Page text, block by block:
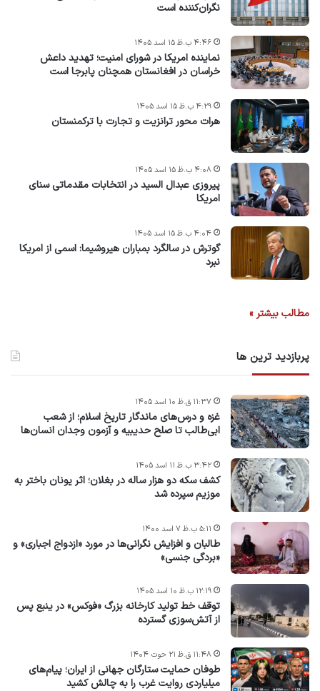
نگران‌کننده است
نماینده امریکا در شورای امنیت؛ تهدید داعش
خراسان در افغانستان همچنان پابرجا است
۴:۴۶ ب.ظ ۱۵ اسد ۱۴۰۵
هرات محور ترانزیت و تجارت با ترکمنستان
۴:۲۹ ب.ظ ۱۵ اسد ۱۴۰۵
پیروزی عبدال السید در انتخابات مقدماتی سنای
امریکا
۴:۰۸ ب.ظ ۱۵ اسد ۱۴۰۵
گوترش در سالگرد بمباران هیروشیما: اسمی از امریکا
نبرد
۴:۰۴ ب.ظ ۱۵ اسد ۱۴۰۵
مطالب بیشتر »
پربازدید ترین ها
غزه و درس‌های ماندگار تاریخ اسلام؛ از شعب
ابی‌طالب تا صلح حدیبیه و آزمون وجدان انسان‌ها
۱۱:۳۷ ق.ظ ۱۰ اسد ۱۴۰۵
کشف سکه دو هزار ساله در بغلان؛ اثر یونان باختر به
موزیم سپرده شد
۳:۴۲ ب.ظ ۱۱ اسد ۱۴۰۵
طالبان و افزایش نگرانی‌ها در مورد «ازدواج اجباری» و
«بردگی جنسی»
۵:۱۱ ب.ظ ۷ اسد ۱۴۰۰
توقف خط تولید کارخانه بزرگ «فوکس» در ینبع پس
از آتش‌سوزی گسترده
۱۲:۱۹ ب.ظ ۱۰ اسد ۱۴۰۵
طوفان حمایت ستارگان جهانی از ایران؛ پیام‌های
میلیاردی روایت غرب را به چالش کشید
۱۱:۴۸ ق.ظ ۲۱ حوت ۱۴۰۴